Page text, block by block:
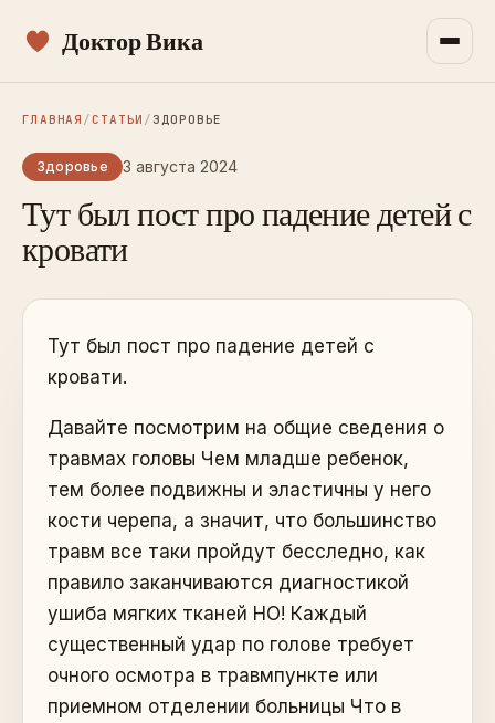
Доктор Вика
ГЛАВНАЯ /СТАТЬИ / ЗДОРОВЬЕ
Здоровье 3 августа 2024
Тут был пост про падение детей с
кровати
Тут был пост про падение детей с
кровати.
Давайте посмотрим на общие сведения о
травмах головы Чем младше ребенок,
тем более подвижны и эластичны у него
кости черепа, а значит, что большинство
травм все таки пройдут бесследно, как
правило заканчиваются диагностикой
ушиба мягких тканей НО! Каждый
существенный удар по голове требует
очного осмотра в травмпункте или
приемном отделении больницы Что в